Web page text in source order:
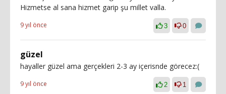
Hizmetse al sana hizmet garip şu millet valla.
9 yıl önce 3 0
güzel
hayaller güzel ama gerçekleri 2-3 ay içerisnde görecez:(
9 yıl önce 2 1